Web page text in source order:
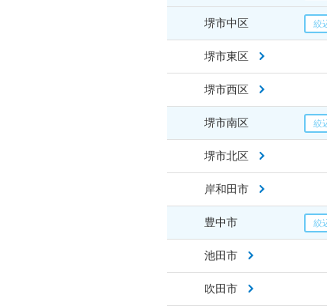
堺市中区
堺市東区
堺市西区
堺市南区
堺市北区
岸和田市
豊中市
池田市
吹田市